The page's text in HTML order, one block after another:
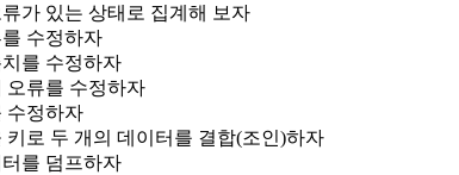
가 있는 상태로 집계해 보자
수정하자
를 수정하자
오류를 수정하자
수정하자
키로 두 개의 데이터를 결합(조인)하자
를 덤프하자